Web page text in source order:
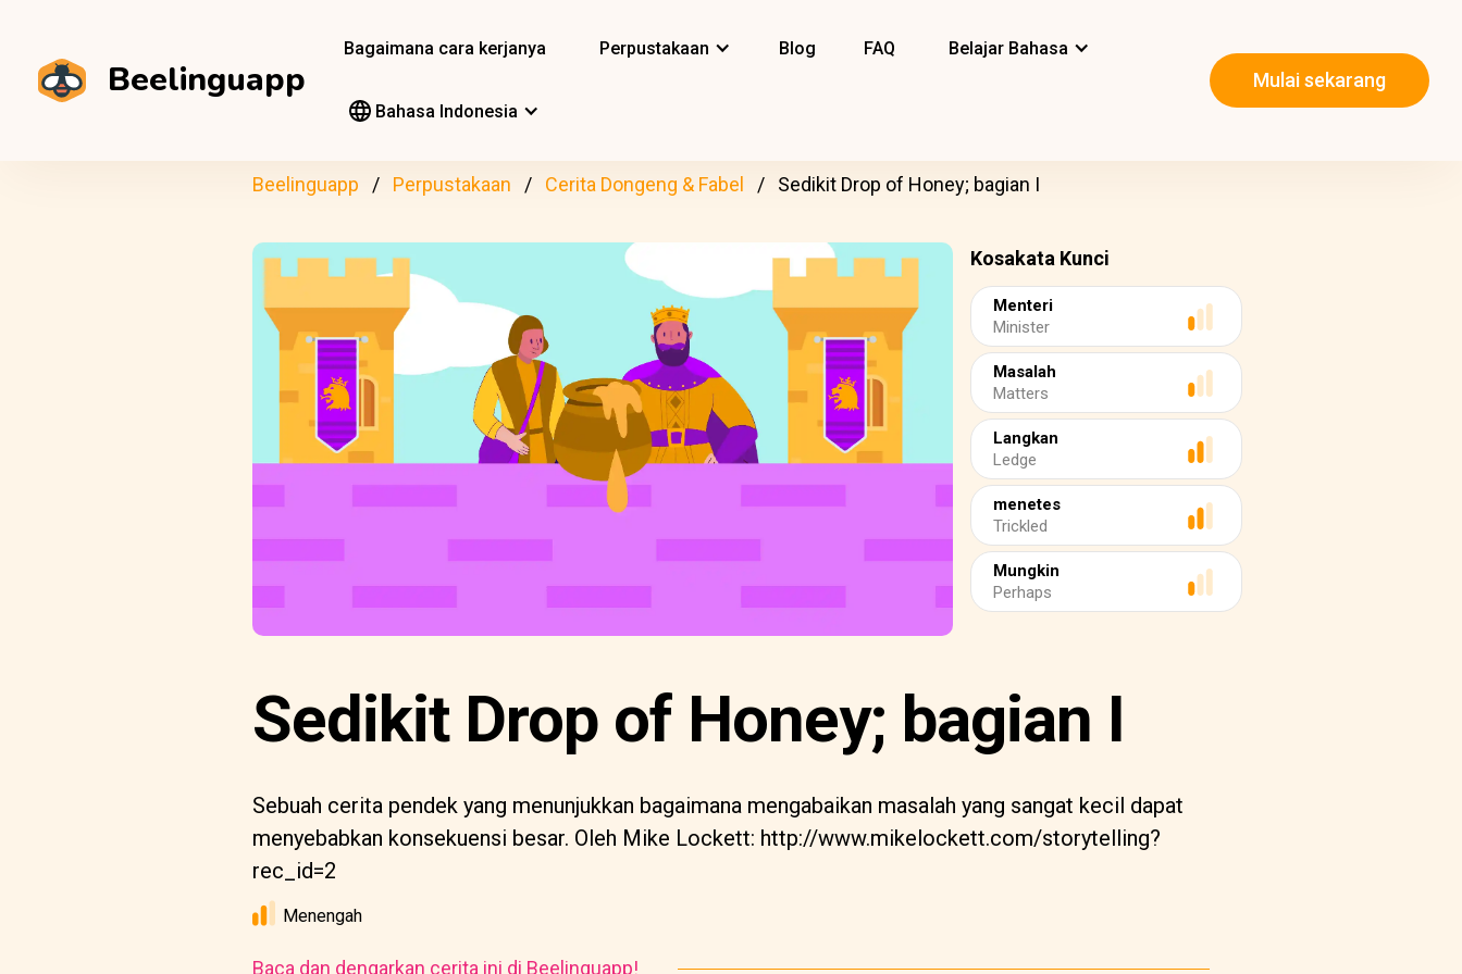
Beelinguapp
Bagaimana cara kerjanya Perpustakaan Blog FAQ Belajar Bahasa
Bahasa Indonesia
Mulai sekarang
Beelinguapp Perpustakaan Cerita Dongeng & Fabel Sedikit Drop of Honey; bagian I
Kosakata Kunci
Menteri
Minister
Masalah
Matters
Langkan
Ledge
menetes
Trickled
Mungkin
Perhaps
Sedikit Drop of Honey; bagian I
Sebuah cerita pendek yang menunjukkan bagaimana mengabaikan masalah yang sangat kecil dapat
menyebabkan konsekuensi besar. Oleh Mike Lockett: http://www.mikelockett.com/storytelling?
rec_id=2
Menengah
Baca dan dengarkan cerita ini di Beelinguapp!